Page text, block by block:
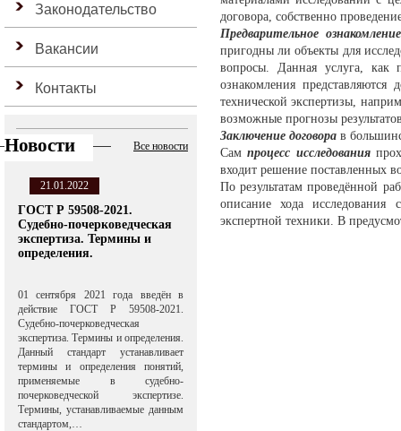
Законодательство
Вакансии
Контакты
Новости Все новости
21.01.2022
ГОСТ Р 59508-2021.
Судебно-почерковедческая
экспертиза. Термины и
определения.
01 сентября 2021 года введён в
действие ГОСТ Р 59508-2021.
Судебно-почерковедческая
экспертиза. Термины и определения.
Данный стандарт устанавливает
термины и определения понятий,
применяемые в судебно-
почерковедческой экспертизе.
Термины, устанавливаемые данным
стандартом,…
договора, собственно
Предварительное ознакомление
пригодны ли объекты для
вопросы. Данная услуга, как
ознакомления представляются
технической экспертизы,
возможные прогнозы
Заключение договора в
Сампроцесс исследования
входит решение поставленных
По результатам проведённой
описание хода
экспертной техники. В